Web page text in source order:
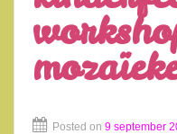
Posted on 9 september